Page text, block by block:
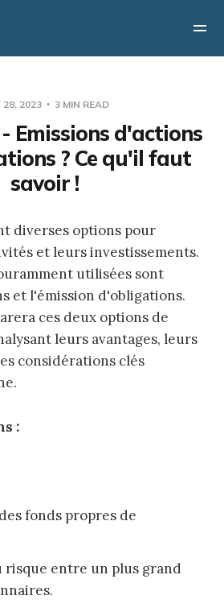
28, 2023 3 MIN READ
Emissions d'actions
? Ce qu'il faut
savoir !
diverses options pour
et leurs investissements.
utilisées sont
et l'émission d'obligations.
ces deux options de
leurs avantages, leurs
considérations clés
:
fonds propres de
entre un plus grand